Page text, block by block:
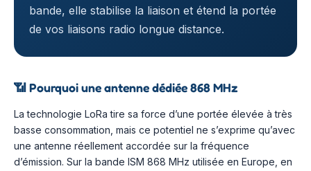
bande, elle stabilise la liaison et étend la portée
de vos liaisons radio longue distance.
📶 Pourquoi une antenne dédiée 868 MHz
La technologie LoRa tire sa force d’une portée élevée à très
basse consommation, mais ce potentiel ne s’exprime qu’avec
une antenne réellement accordée sur la fréquence
d’émission. Sur la bande ISM 868 MHz utilisée en Europe, en